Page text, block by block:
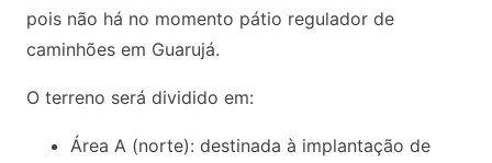
pois não há no momento pátio regulador de
caminhões em Guarujá.
O terreno será dividido em:
Área A (norte): destinada à implantação de